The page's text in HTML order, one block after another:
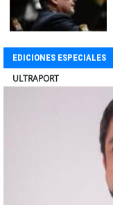
EDICIONES ESPECIALES
BANCO DE CHILE